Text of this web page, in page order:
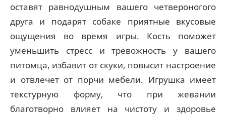
оставят равнодушным вашего четвероногого
друга и подарят собаке приятные вкусовые
ощущения во время игры. Кость поможет
уменьшить стресс и тревожность у вашего
питомца, избавит от скуки, повысит настроение
и отвлечет от порчи мебели. Игрушка имеет
текстурную форму, что при жевании
благотворно влияет на чистоту и здоровье